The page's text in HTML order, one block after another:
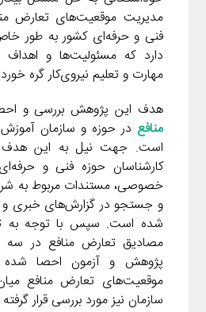
مدیریت موقعیت‌های تعارض
فنی و حرفه‌ای کشور به طور
دارد که مسئولیت‌ها و
مهارت و تعلیم نیروی‌کار گره
هدف این پژوهش بررسی و
منافع در حوزه و سازمان
است. جهت نیل به این هدف
کارشناسان حوزه فنی و
خصوصی، مستندات مربوط به
و جستجو در گزارش‌های خبری و
شده است. سپس با توجه به
مصادیق تعارض منافع در
پژوهش و آزمون احصا شده
موقعیت‌های تعارض منافع
سازمان نیز مورد بررسی قرار